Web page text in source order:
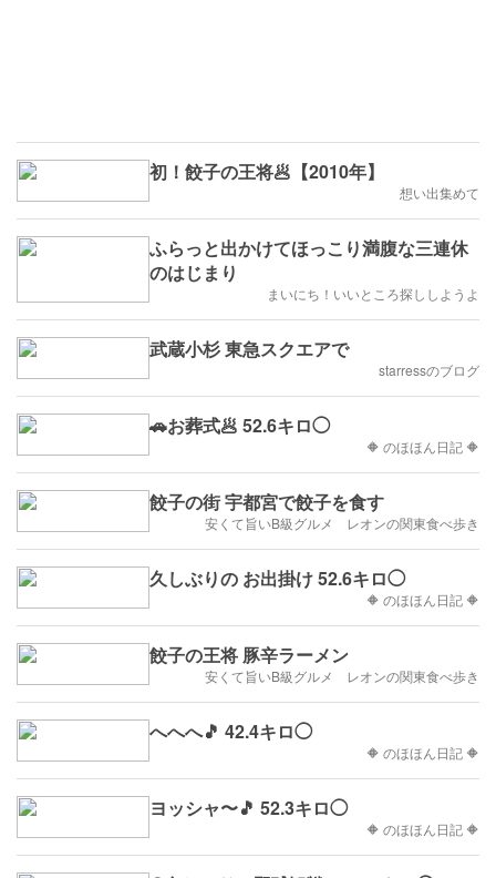
初！餃子の王将🥟【2010年】
想い出集めて
ふらっと出かけてほっこり満腹な三連休
のはじまり
まいにち！いいところ探ししようよ
武蔵小杉 東急スクエアで
starressのブログ
🚗お葬式🥟 52.6キロ◯
🔶 のほほん日記 🔶
餃子の街 宇都宮で餃子を食す
安くて旨いB級グルメ レオンの関東食べ歩き
久しぶりの お出掛け 52.6キロ◯
🔶 のほほん日記 🔶
餃子の王将 豚辛ラーメン
安くて旨いB級グルメ レオンの関東食べ歩き
へへへ🎵 42.4キロ◯
🔶 のほほん日記 🔶
ヨッシャ〜🎵 52.3キロ◯
🔶 のほほん日記 🔶